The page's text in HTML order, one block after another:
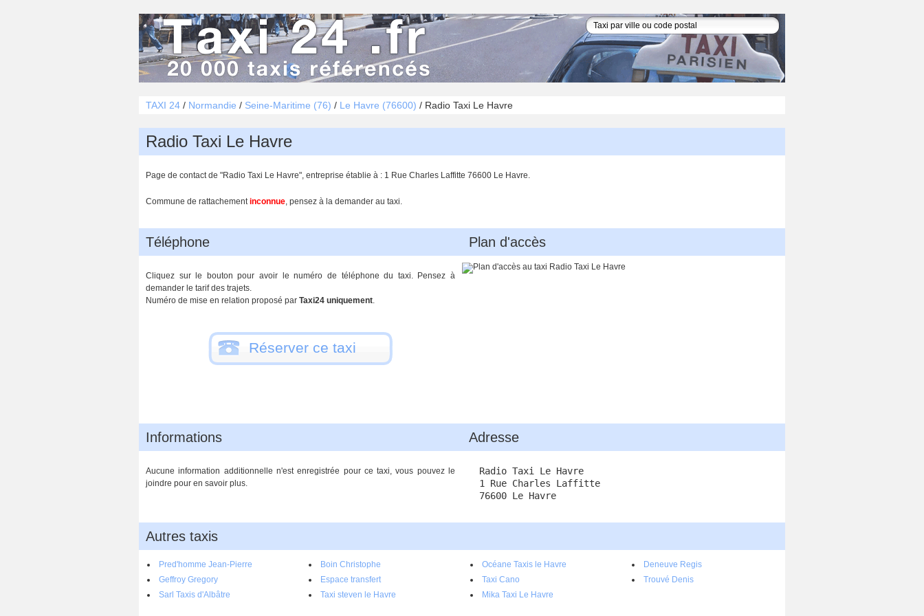
TAXI 24 / Normandie / Seine-Maritime (76) / Le Havre (76600) / Radio Taxi Le Havre
Radio Taxi Le Havre
Page de contact de "Radio Taxi Le Havre", entreprise établie à : 1 Rue Charles Laffitte 76600 Le Havre.
Commune de rattachementinconnue, pensez à la demander au taxi.
Téléphone
Cliquez sur le bouton pour avoir le numéro de téléphone du taxi. Pensez à
demander le tarif des trajets.
Numéro de mise en relation proposé par Taxi24 uniquement.
Réserver ce taxi
Plan d'accès
Informations
Aucune information additionnelle n'est enregistrée pour ce taxi, vous pouvez le
joindre pour en savoir plus.
Adresse
Radio Taxi Le Havre
1 Rue Charles Laffitte
76600 Le Havre
Autres taxis
Pred'homme Jean-Pierre Boin Christophe Océane Taxis le Havre
Deneuve Regis
Geffroy Gregory
Espace transfert Taxi Cano
Trouvé Denis
Sarl Taxis d'Albâtre
Taxi steven le Havre Mika Taxi Le Havre